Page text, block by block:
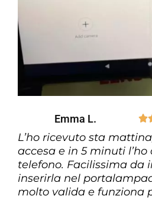
Emma L. 
L’ho ricevuto sta
accesa e in 5 minuti
telefono. Facilissima da
inserirla nel
molto valida e funziona